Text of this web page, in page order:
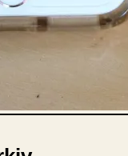
Tonår
USA Utläst